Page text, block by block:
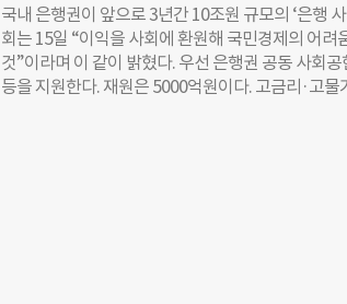
했다. 조사 결과에 따르면 이들 은행은 매년 수백억
민에 대한 사과나 구제 조치 없이 문제가 없다는 입
체인 LICADHO의 날리 필로지홍보 담당관은 “한국
채 위기를 초래하고 있는 현실이 매우 유감”이라며
국내 은행권이 앞으로 3년간 10조원 규모의 ‘은행
회는 15일 “이익을 사회에 환원해 국민경제의 어
것”이라며 이 같이 밝혔다. 우선 은행권 공동 사회
등을 지원한다. 재원은 5000억원이다. 고금리·고